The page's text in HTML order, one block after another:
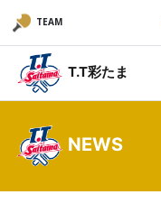
TEAM
T.T彩たま
NEWS